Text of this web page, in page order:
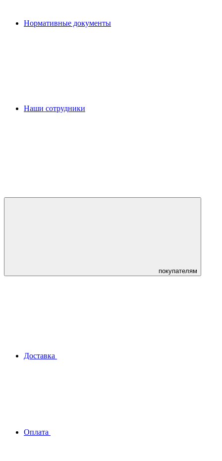
Нормативные документы
Наши сотрудники
покупателям
Доставка
Оплата